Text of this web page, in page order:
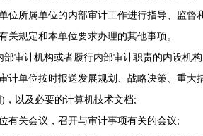
所属单位的内部审计工作进行指导、监督
规定和本单位要求办理的其他事项。
计机构或者履行内部审计职责的内设机构
单位按时报送发展规划、战略决策、重大
，以及必要的计算机技术文档;
关会议，召开与审计事项有关的会议;